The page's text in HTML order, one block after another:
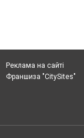
Реклама на сайті
Франшиза "CitySites"